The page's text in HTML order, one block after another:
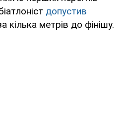
допустив
кілька метрів до фінішу.